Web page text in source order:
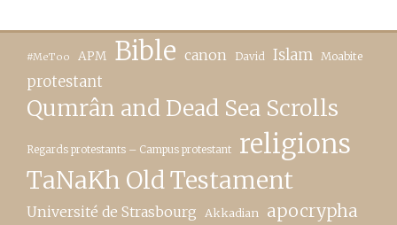
#MeToo APM Bible canon David Islam Moabite
protestant
Qumrân and Dead Sea Scrolls
Regards protestants – Campus protestant religions
TaNaKh Old Testament
Université de Strasbourg Akkadian apocrypha